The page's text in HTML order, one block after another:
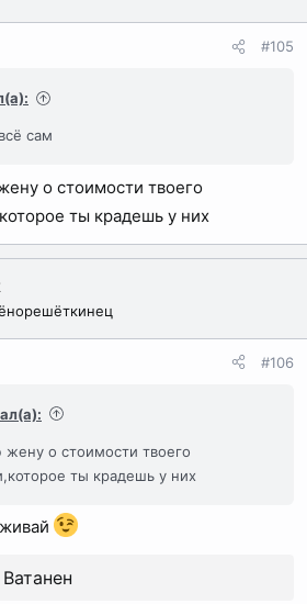
#105
сам
о стоимости твоего
ты крадешь у них
#106
жену о стоимости твоего
ты крадешь у них